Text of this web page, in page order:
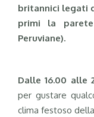
britannici legati
primi la
Peruviane).
Dalle 16.00 alle
per gustare
clima festoso